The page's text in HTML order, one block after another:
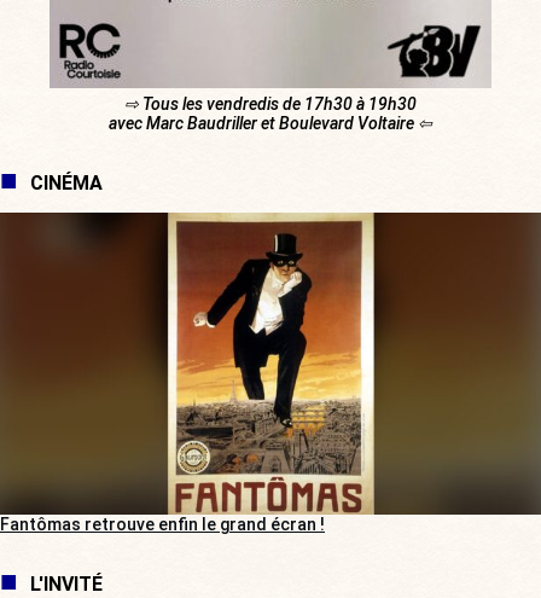
⇨ Tous les vendredis de 17h30 à 19h30
avec Marc Baudriller et Boulevard Voltaire ⇦
CINÉMA
Fantômas retrouve enfin le grand écran !
L'INVITÉ